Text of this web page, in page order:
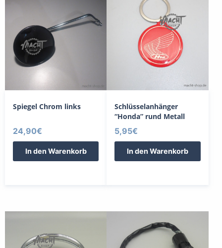
Spiegel Chrom links
24,90€
In den Warenkorb
Schlüsselanhänger
“Honda” rund Metall
5,95€
In den Warenkorb